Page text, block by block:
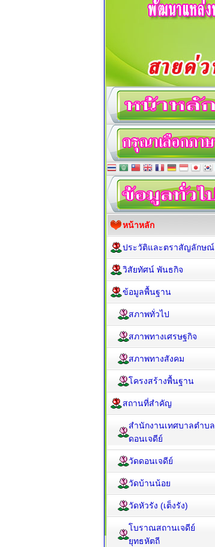
หน้าหลัก
ประวัติและตราสัญลักษณ์
วิสัยทัศน์ พันธกิจ
ข้อมูลพื้นฐาน
สภาพทั่วไป
สภาพทางเศรษฐกิจ
สภาพทางสังคม
โครงสร้างพื้นฐาน
สถานที่สำคัญ
สำนักงานเทศบาลตำบล
ดอนเจดีย์
วัดดอนเจดีย์
วัดบ้านน้อย
วัดหัวรัง (เต็งรัง)
โบราณสถานเจดีย์
ยุทธหัตถี